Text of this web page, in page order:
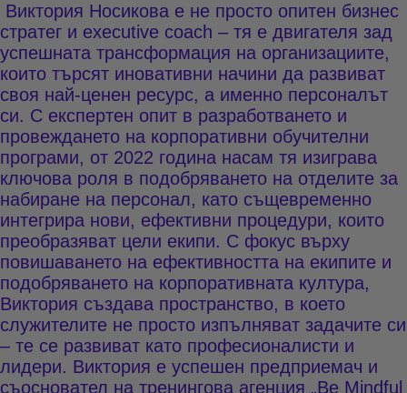
Виктория Носикова е не просто опитен бизнес
стратег и executive coach – тя е двигателя зад
успешната трансформация на организациите,
които търсят иновативни начини да развиват
своя най-ценен ресурс, а именно персоналът
си. С експертен опит в разработването и
провеждането на корпоративни обучителни
програми, от 2022 година насам тя изиграва
ключова роля в подобряването на отделите за
набиране на персонал, като същевременно
интегрира нови, ефективни процедури, които
преобразяват цели екипи. С фокус върху
повишаването на ефективността на екипите и
подобряването на корпоративната култура,
Виктория създава пространство, в което
служителите не просто изпълняват задачите си
– те се развиват като професионалисти и
лидери. Виктория е успешен предприемач и
съосновател на тренингова агенция „Be Mindful